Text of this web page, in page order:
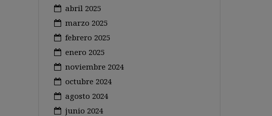
abril 2025
marzo 2025
febrero 2025
enero 2025
noviembre 2024
octubre 2024
agosto 2024
junio 2024